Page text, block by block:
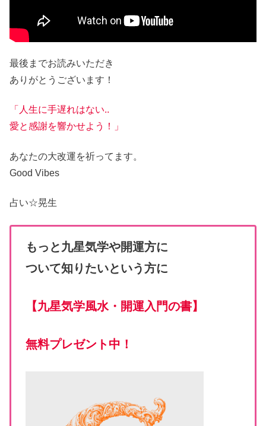
最後までお読みいただき
ありがとうございます！
「人生に手遅れはない..
愛と感謝を響かせよう！」
あなたの大改運を祈ってます。
Good Vibes
占い☆晃生
もっと九星気学や開運方に
ついて知りたいという方に
【九星気学風水・開運入門の書】
無料プレゼント中！